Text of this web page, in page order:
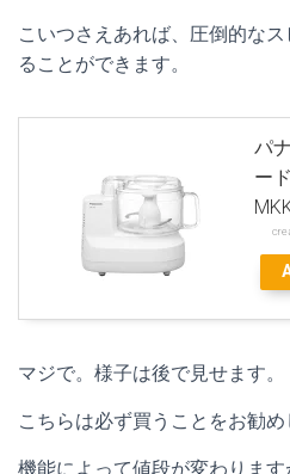
こいつさえあれば、圧倒的な
ることができます。
パ
ー
マジで。様子は後で見せます。
こちらは必ず買うことをお勧め
機能によって値段が変わりま